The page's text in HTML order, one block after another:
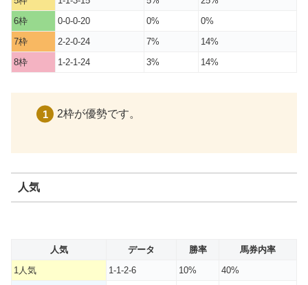
6枠
0-0-0-20 0%
0%
7枠
2-2-0-24 7%
14%
8枠
1-2-1-24 3% 14%
2枠が優勢です。
人気
人気 データ 勝率
馬券内率
1人気
1-1-2-6 10%
40%